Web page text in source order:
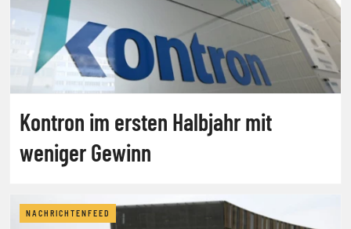
Kontron im ersten Halbjahr mit
weniger Gewinn
NACHRICHTENFEED